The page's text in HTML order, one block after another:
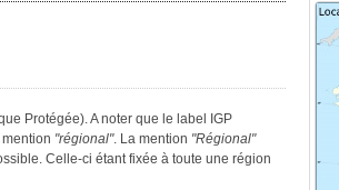
Protégée). A noter que le label IGP
"régional". La mention "Régional"
Celle-ci étant fixée à toute une région